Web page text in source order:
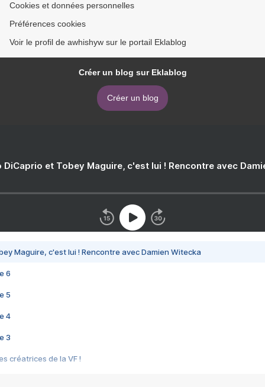
Cookies et données personnelles
Préférences cookies
Voir le profil de awhishyw sur le portail Eklablog
Créer un blog sur Eklablog
Créer un blog
DiCaprio et Tobey Maguire, c'est lui ! Rencontre avec
Maguire, c'est lui ! Rencontre avec Damien Witecka
6
5
4
3
créatrices de la VF !